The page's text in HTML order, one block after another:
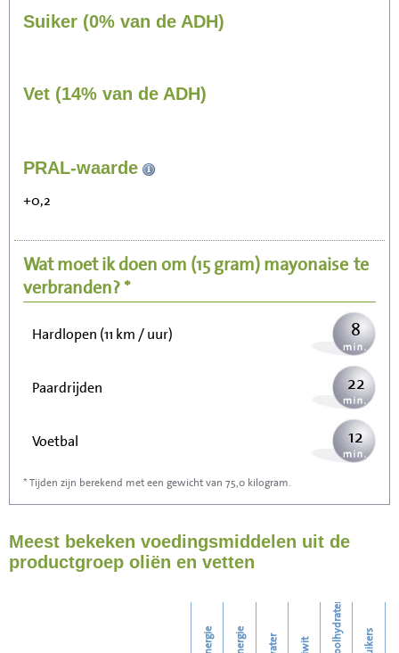
Suiker (0% van de ADH)
Vet (14% van de ADH)
PRAL-waarde
+0,2
Wat moet ik doen om (15 gram)mayonaise te
verbranden? *
Zitten, tv kijken
Wandelen (5 km/uur) 20
Hardlopen (11 km / uur) 8
Paardrijden 22
Voetbal 12
Stofzuigen
Strijken 39
44
* Tijden zijn berekend met een gewicht van 75,0 kilogram.
Meest bekeken voedingsmiddelen uit de
productgroep oliën en vetten
energie energie water eiwit koolhydraten suikers